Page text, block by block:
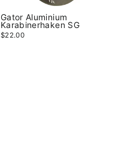
Gator Aluminium
Karabinerhaken SG
$22.00